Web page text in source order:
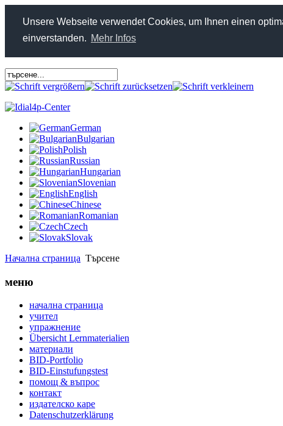
Unsere Webseite verwendet Cookies, um Ihnen einen
einverstanden. Mehr Infos
German
Bulgarian
Polish
Russian
Hungarian
Slovenian
English
Chinese
Romanian
Czech
Slovak
Начална страница Търсене
меню
начална страница
учител
упражнение
Übersicht Lernmaterialien
материали
BID-Portfolio
BID-Einstufungstest
помощ & въпрос
контакт
издателско каре
Datenschutzerklärung